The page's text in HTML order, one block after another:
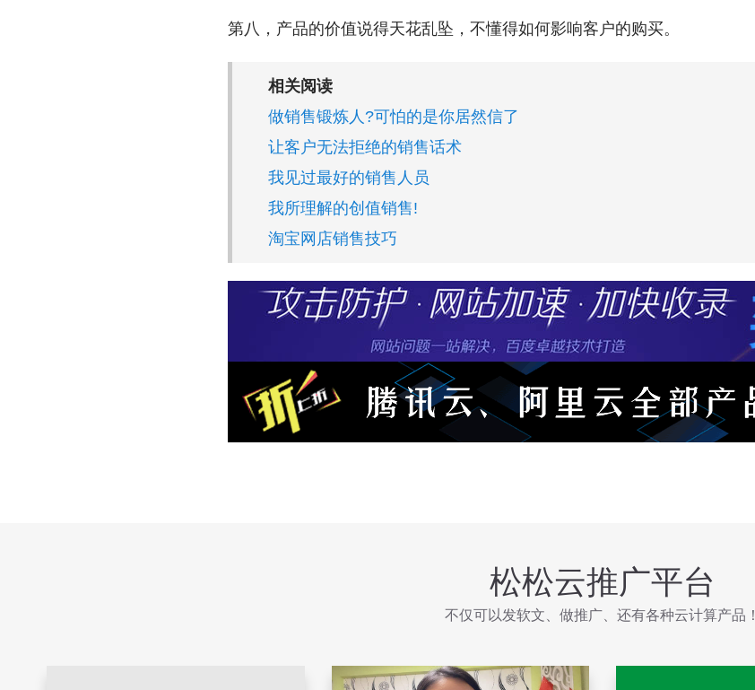
第八，产品的价值说得天花乱坠，不懂得如何影响客户的购买。
相关阅读
做销售锻炼人?可怕的是你居然信了
让客户无法拒绝的销售话术
我见过最好的销售人员
我所理解的创值销售!
淘宝网店销售技巧
松松云推广平台
不仅可以发软文、做推广、还有各种云计算产品！